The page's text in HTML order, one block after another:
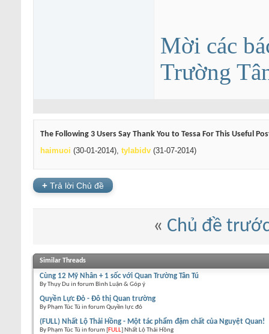
Mời các
Trường
The Following 3 Users Say Thank You to Tessa For This Useful
haimuoi (30-01-2014), tylabidv (31-07-2014)
+ Trả lời Chủ đề
« Chủ đề
Similar Threads
Cùng 12 Mỹ Nhân + 1 sốc với Quan Trường Tân Tú
By Thụy Du in forum Bình Luận & Góp ý
Quyền Lực Đỏ - Đô thị Quan trường
By Phạm Túc Tú in forum Quyền lực đỏ
(FULL) Nhất Lộ Thải Hồng - Một tác phẩm đậm chất của Nguyệt Quan!
By Phạm Túc Tú in forum [FULL] Nhất Lộ Thải Hồng